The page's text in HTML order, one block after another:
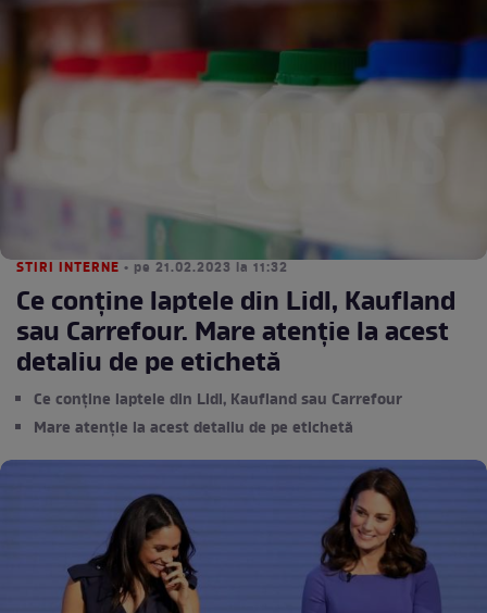
STIRI INTERNE • pe 21.02.2023 la 11:32
Ce conţine laptele din Lidl, Kaufland
sau Carrefour. Mare atenție la acest
detaliu de pe etichetă
Ce conţine laptele din Lidl, Kaufland sau Carrefour
Mare atenție la acest detaliu de pe etichetă